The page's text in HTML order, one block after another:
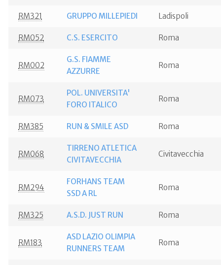
RM321 GRUPPO MILLEPIEDI Ladispoli
RM052 C.S. ESERCITO Roma
RM002
G.S. FIAMME
AZZURRE
Roma
RM073
POL. UNIVERSITA'
FORO ITALICO
Roma
RM385 RUN & SMILE ASD Roma
RM068
TIRRENO ATLETICA
CIVITAVECCHIA
Civitavecchia
RM294
FORHANS TEAM
SSD A RL
Roma
RM325 A.S.D. JUST RUN Roma
RM183
ASD LAZIO OLIMPIA
RUNNERS TEAM
Roma